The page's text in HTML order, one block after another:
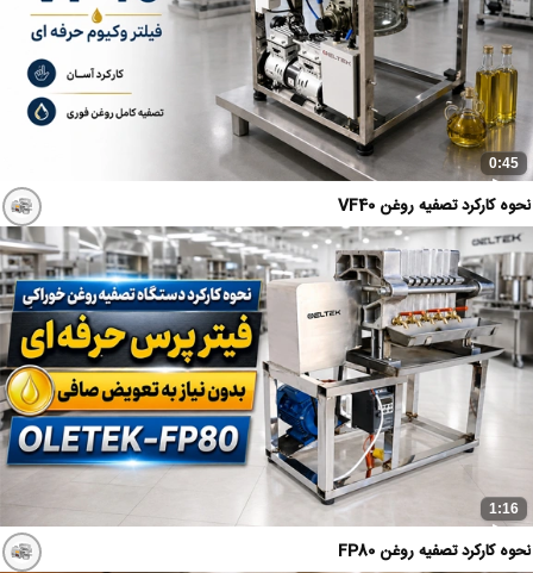
0:45
نحوه کارکرد تصفیه روغن VF40
1:16
نحوه کارکرد تصفیه روغن FP80